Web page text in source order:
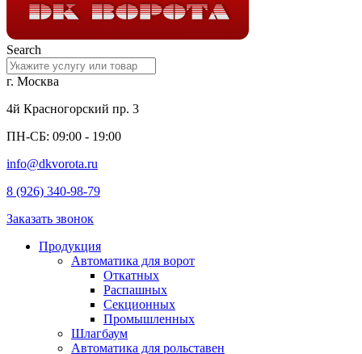
Search
г. Москва
4й Красногорский пр. 3
ПН-СБ: 09:00 - 19:00
info@dkvorota.ru
8 (926) 340-98-79
Заказать звонок
Продукция
Автоматика для ворот
Откатных
Распашных
Секционных
Промышленных
Шлагбаум
Автоматика для рольставен